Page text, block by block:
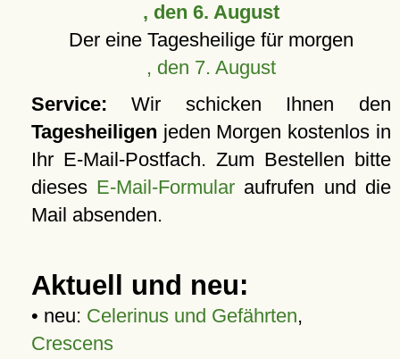
, den 6. August
Der eine Tagesheilige für morgen
, den 7. August
Service: Wir schicken Ihnen den
Tagesheiligen jeden Morgen kostenlos in
Ihr E-Mail-Postfach. Zum Bestellen bitte
dieses E-Mail-Formular aufrufen und die
Mail absenden.
Aktuell und neu:
• neu: Celerinus und Gefährten,
Crescens